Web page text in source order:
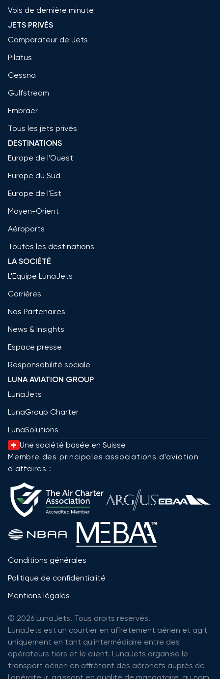
Vols de dernière minute
JETS PRIVÉS
Comparateur de Jets
Pilatus
Cessna
Gulfstream
Embraer
Tous les jets privés
DESTINATIONS
Europe de l'Ouest
Europe du Sud
Europe de l'Est
Moyen-Orient
Aéroports
Toutes les destinations
LA SOCIÉTÉ
L'Equipe LunaJets
Carrières
Nos Partenaires
News & Insights
Espace presse
Responsabilité sociale
LUNA AVIATION GROUP
LunaJets
LunaGroup Charter
LunaSolutions
Une société basée en Suisse
Membre des principales associations d'aviation
d'affaires :
Conditions générales
Politique de confidentialité
Mentions légales
© 2026 LunaJets. Tous droits réservés.
LunaJets est un courtier en affrètement aérien et agit
uniquement en tant qu'intermédiaire entre des
opérateurs tiers et le client. LunaJets organise le
transport aérien en affrétant des aéronefs auprès de